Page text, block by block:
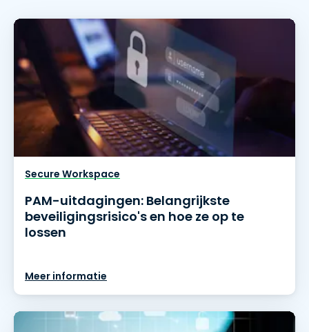
Secure Workspace
PAM-uitdagingen: Belangrijkste
beveiligingsrisico's en hoe ze op te
lossen
Meer informatie